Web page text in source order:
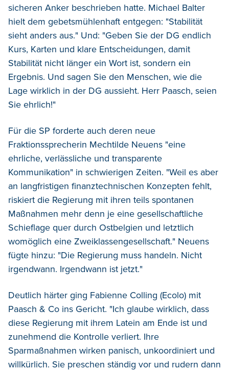
sicheren Anker beschrieben hatte. Michael Balter
hielt dem gebetsmühlenhaft entgegen: "Stabilität
sieht anders aus." Und: "Geben Sie der DG endlich
Kurs, Karten und klare Entscheidungen, damit
Stabilität nicht länger ein Wort ist, sondern ein
Ergebnis. Und sagen Sie den Menschen, wie die
Lage wirklich in der DG aussieht. Herr Paasch, seien
Sie ehrlich!"
Für die SP forderte auch deren neue
Fraktionssprecherin Mechtilde Neuens "eine
ehrliche, verlässliche und transparente
Kommunikation" in schwierigen Zeiten. "Weil es aber
an langfristigen finanztechnischen Konzepten fehlt,
riskiert die Regierung mit ihren teils spontanen
Maßnahmen mehr denn je eine gesellschaftliche
Schieflage quer durch Ostbelgien und letztlich
womöglich eine Zweiklassengesellschaft." Neuens
fügte hinzu: "Die Regierung muss handeln. Nicht
irgendwann. Irgendwann ist jetzt."
Deutlich härter ging Fabienne Colling (Ecolo) mit
Paasch & Co ins Gericht. "Ich glaube wirklich, dass
diese Regierung mit ihrem Latein am Ende ist und
zunehmend die Kontrolle verliert. Ihre
Sparmaßnahmen wirken panisch, unkoordiniert und
willkürlich. Sie preschen ständig vor und rudern dann